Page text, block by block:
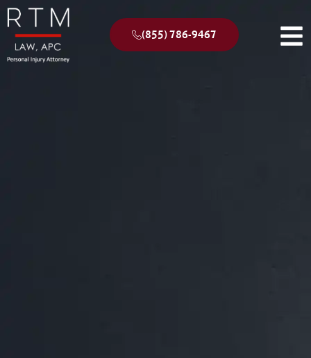
(855) 786-9467